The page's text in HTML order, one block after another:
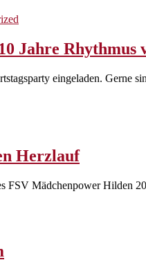
Jahre Rhythmus
eingeladen. Gerne
Herzlauf
FSV Mädchenpower Hilden